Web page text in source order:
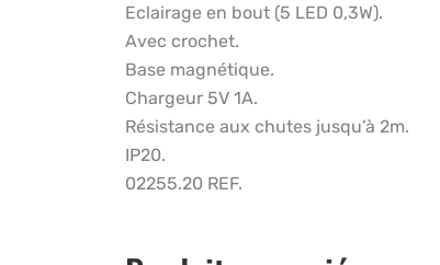
Eclairage en bout (5 LED 0,3W).
Avec crochet.
Base magnétique.
Chargeur 5V 1A.
Résistance aux chutes jusqu’à 2m.
IP20.
02255.20 REF.